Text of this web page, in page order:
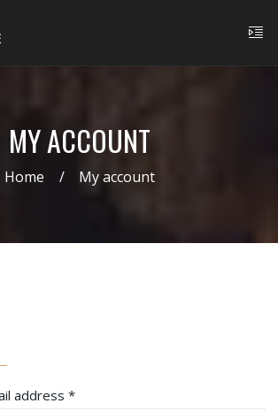
MY ACCOUNT
Home My account
address *